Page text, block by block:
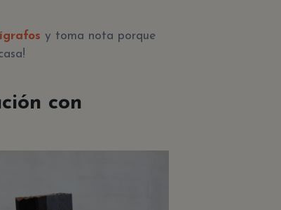
y toma nota porque
con